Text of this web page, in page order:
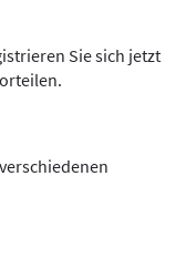
Sie sich jetzt